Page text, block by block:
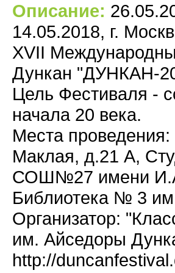
Описание:
14.05.2018, г.
XVII
Дункан "ДУНКАН-
Цель Фестиваля -
начала 20 века.
Места
Маклая, д.21 А,
СОШ№27 имени
Библиотека № 3
Организатор:
им. Айседоры
http://